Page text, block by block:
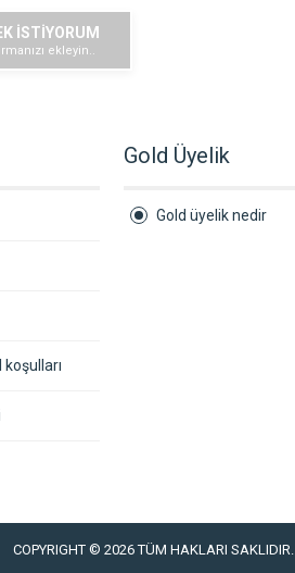
İSTİYORUM
ekleyin..
Gold Üyelik
Gold üyelik nedir
COPYRIGHT © 2026 TÜM HAKLARI SAKLIDIR.